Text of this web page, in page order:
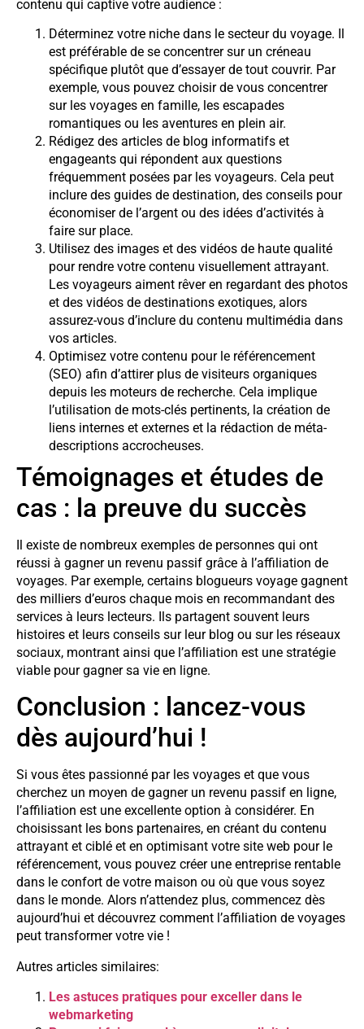
contenu qui captive votre audience :
Déterminez votre niche dans le secteur du voyage. Il
est préférable de se concentrer sur un créneau
spécifique plutôt que d’essayer de tout couvrir. Par
exemple, vous pouvez choisir de vous concentrer
sur les voyages en famille, les escapades
romantiques ou les aventures en plein air.
Rédigez des articles de blog informatifs et
engageants qui répondent aux questions
fréquemment posées par les voyageurs. Cela peut
inclure des guides de destination, des conseils pour
économiser de l’argent ou des idées d’activités à
faire sur place.
Utilisez des images et des vidéos de haute qualité
pour rendre votre contenu visuellement attrayant.
Les voyageurs aiment rêver en regardant des photos
et des vidéos de destinations exotiques, alors
assurez-vous d’inclure du contenu multimédia dans
vos articles.
Optimisez votre contenu pour le référencement
(SEO) afin d’attirer plus de visiteurs organiques
depuis les moteurs de recherche. Cela implique
l’utilisation de mots-clés pertinents, la création de
liens internes et externes et la rédaction de méta-
descriptions accrocheuses.
Témoignages et études de
cas : la preuve du succès
Il existe de nombreux exemples de personnes qui ont
réussi à gagner un revenu passif grâce à l’affiliation de
voyages. Par exemple, certains blogueurs voyage gagnent
des milliers d’euros chaque mois en recommandant des
services à leurs lecteurs. Ils partagent souvent leurs
histoires et leurs conseils sur leur blog ou sur les réseaux
sociaux, montrant ainsi que l’affiliation est une stratégie
viable pour gagner sa vie en ligne.
Conclusion : lancez-vous
dès aujourd’hui !
Si vous êtes passionné par les voyages et que vous
cherchez un moyen de gagner un revenu passif en ligne,
l’affiliation est une excellente option à considérer. En
choisissant les bons partenaires, en créant du contenu
attrayant et ciblé et en optimisant votre site web pour le
référencement, vous pouvez créer une entreprise rentable
dans le confort de votre maison ou où que vous soyez
dans le monde. Alors n’attendez plus, commencez dès
aujourd’hui et découvrez comment l’affiliation de voyages
peut transformer votre vie !
Autres articles similaires:
Les astuces pratiques pour exceller dans le
webmarketing